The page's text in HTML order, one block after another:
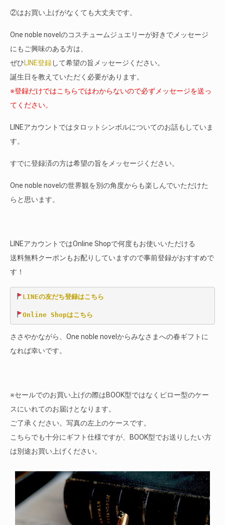
②はお買い上げがなくても大丈夫です。
One noble novelのコスチュームジュエリーが好きでメッセージ
にもご興味のある方は、
ぜひLINE登録して希望の旨メッセージください。
誕生日を教えていただく必要があります。
※登録だけではこちらではわからないので必ずメッセージを送っ
てください。
LINEアカウントではタロットシンボルについてのお話もしていま
す。
すでに登録済の方は希望の旨をメッセージください。
One noble novelの世界観を別の角度からも楽しんでいただけた
らと思います。
LINEアカウントではOnline Shopで何度もお使いいただける
送料無料クーポンもお配りしていますので事前登録がおすすめで
す！
LINEの友だち登録はこちら
Online Shopはこちら
ささやかながら、One noble novelからみなさまへの春ギフトに
なれば幸いです。
※セールでのお買い上げの際はBOOK型ではなくピロー型のケー
スにいれてのお届けとなります。
ご了承ください。写真の左上のケースです。
こちらでも十分にギフト仕様ですが、BOOK型でお送りしたい方
は別途お買い上げください。